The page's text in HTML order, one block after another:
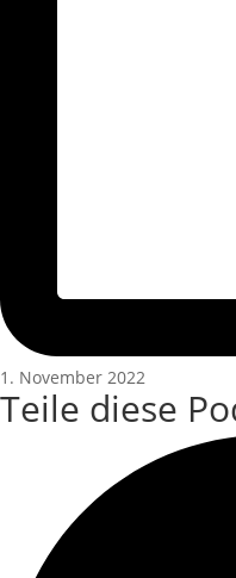
1. November 2022
Teile diese